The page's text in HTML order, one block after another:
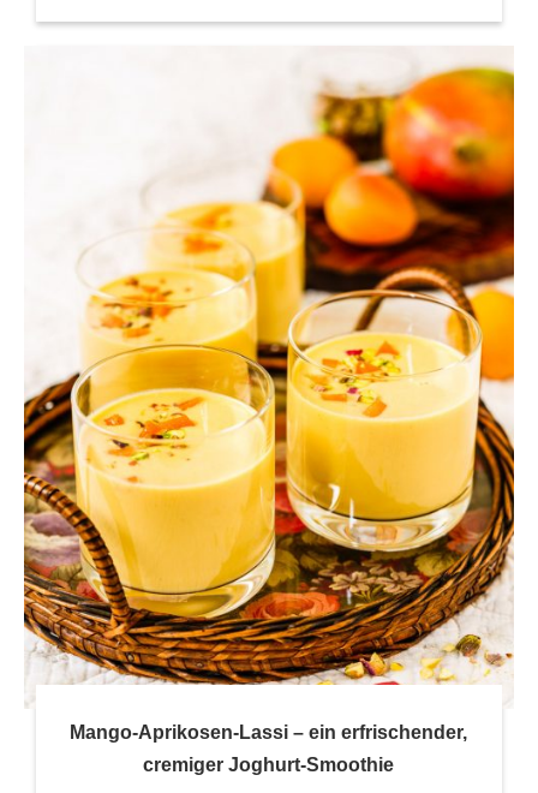
Mango-Aprikosen-Lassi – ein erfrischender,
cremiger Joghurt-Smoothie